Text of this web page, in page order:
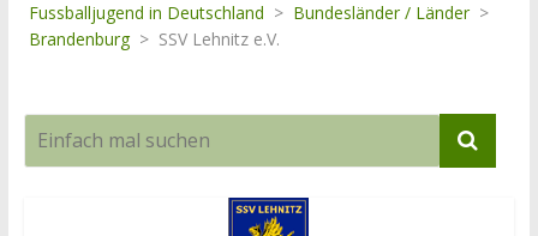
Fussballjugend in Deutschland > Bundesländer / Länder >
Brandenburg > SSV Lehnitz e.V.